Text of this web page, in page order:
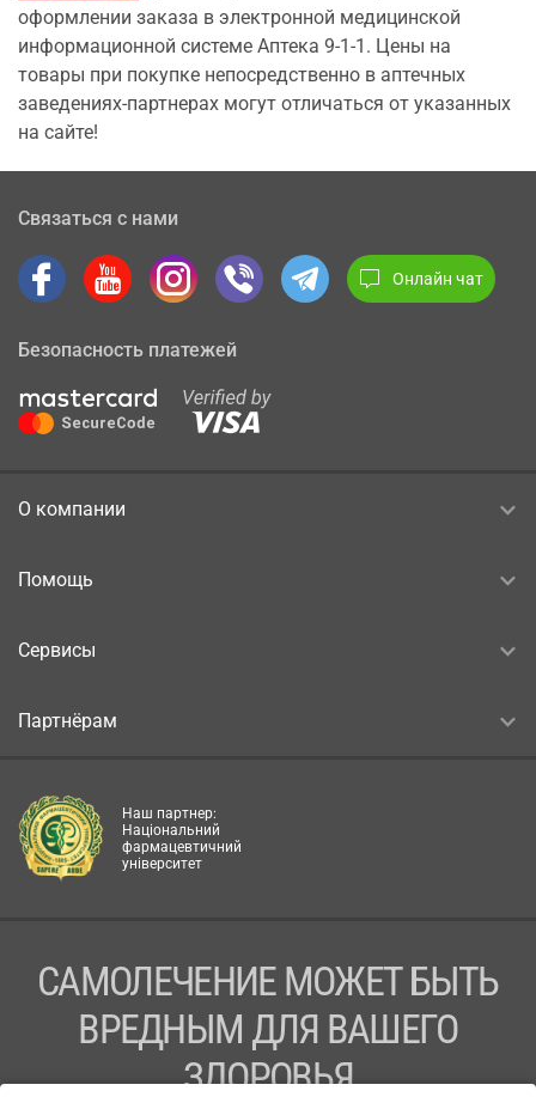
оформлении заказа в электронной медицинской
информационной системе Аптека 9-1-1. Цены на
товары при покупке непосредственно в аптечных
заведениях-партнерах могут отличаться от указанных
на сайте!
Связаться с нами
Онлайн чат
Безопасность платежей
О компании
Помощь
Сервисы
Партнёрам
Наш партнер:
Національний
фармацевтичний
університет
САМОЛЕЧЕНИЕ МОЖЕТ БЫТЬ
ВРЕДНЫМ ДЛЯ ВАШЕГО
ЗДОРОВЬЯ